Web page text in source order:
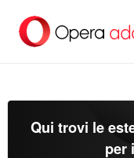
contenuto
Qui trovi le
per